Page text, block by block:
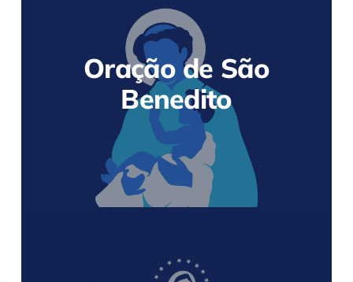
Oração de São
Benedito